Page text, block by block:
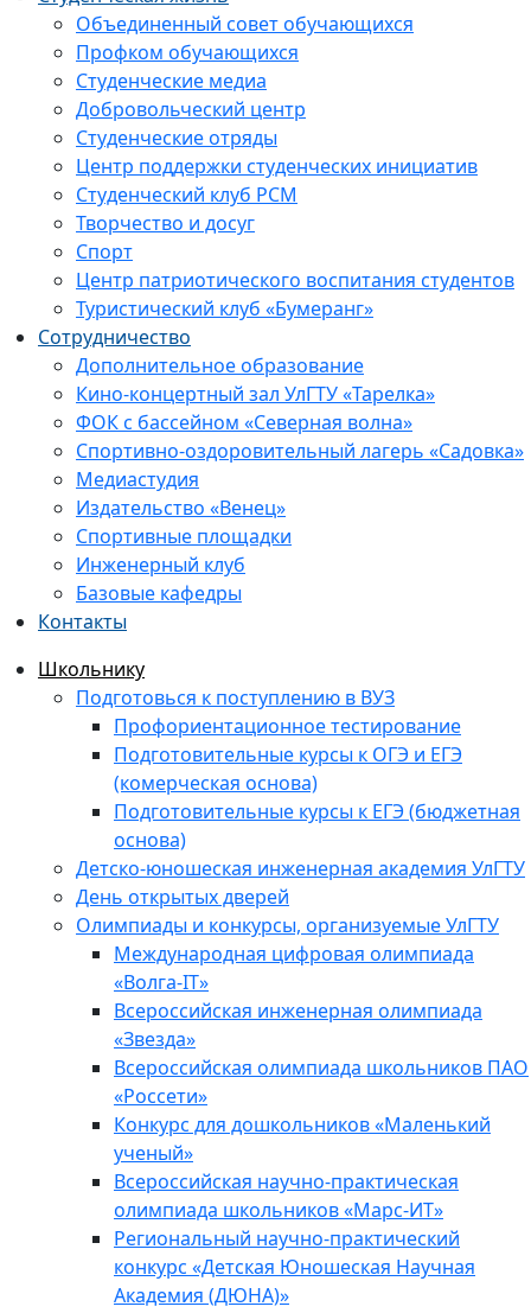
Объединенный совет обучающихся
Профком обучающихся
Студенческие медиа
Добровольческий центр
Студенческие отряды
Центр поддержки студенческих инициатив
Студенческий клуб РСМ
Творчество и досуг
Спорт
Центр патриотического воспитания студентов
Туристический клуб «Бумеранг»
Сотрудничество
Дополнительное образование
Кино-концертный зал УлГТУ «Тарелка»
ФОК с бассейном «Северная волна»
Спортивно-оздоровительный лагерь «Садовка»
Медиастудия
Издательство «Венец»
Спортивные площадки
Инженерный клуб
Базовые кафедры
Контакты
Школьнику
Подготовься к поступлению в ВУЗ
Профориентационное тестирование
Подготовительные курсы к ОГЭ и ЕГЭ
(комерческая основа)
Подготовительные курсы к ЕГЭ (бюджетная
основа)
Детско-юношеская инженерная академия УлГТУ
День открытых дверей
Олимпиады и конкурсы, организуемые УлГТУ
Международная цифровая олимпиада
«Волга-IT»
Всероссийская инженерная олимпиада
«Звезда»
Всероссийская олимпиада школьников ПАО
«Россети»
Конкурс для дошкольников «Маленький
ученый»
Всероссийская научно-практическая
олимпиада школьников «Марс-ИТ»
Региональный научно-практический
конкурс «Детская Юношеская Научная
Академия (ДЮНА)»